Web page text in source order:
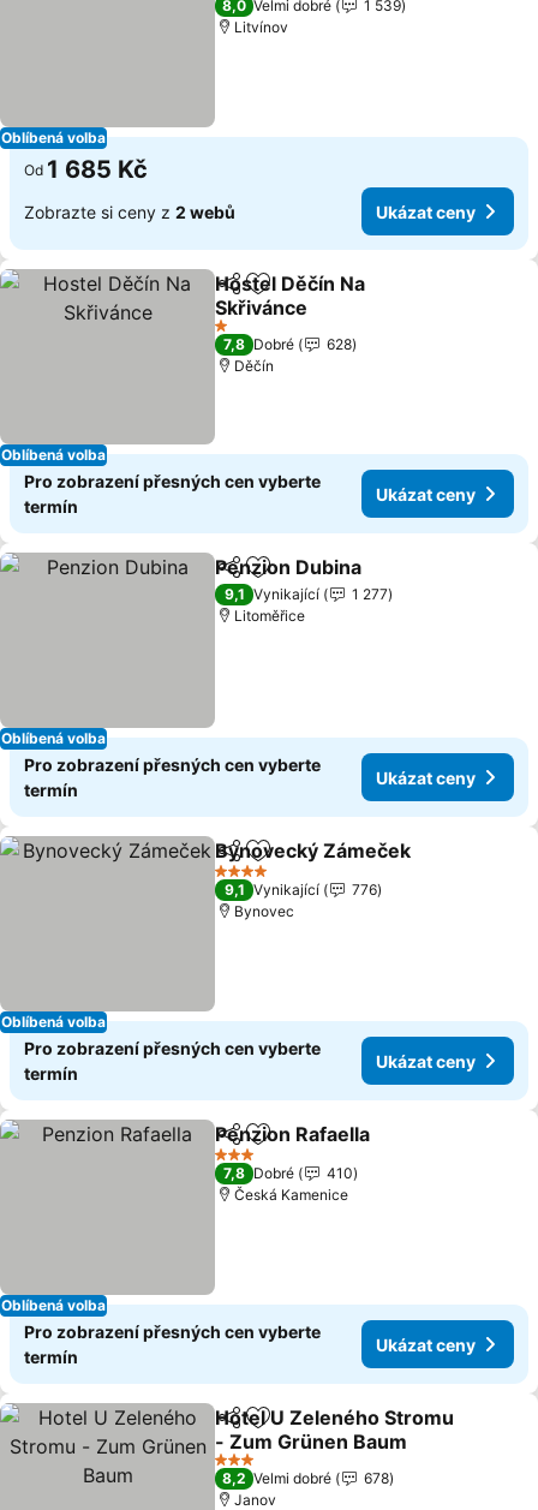
Oblíbená volba
8,0 Velmi dobré
1 539
Litvínov
Od 1 685 Kč
Zobrazte si ceny z 2 webů Ukázat ceny
Oblíbená volba
SdíletPřidat na seznam oblíbených
Hostel Děčín Na
Skřivánce
Ukázat ceny
1 Počet hvězdiček
7,8 Dobré
628
Děčín
Pro zobrazení přesných cen vyberte
termín
Ukázat ceny
Oblíbená volba
SdíletPřidat na seznam oblíbených
Penzion Dubina
9,1 Vynikající
1 277
Litoměřice
Pro zobrazení přesných cen vyberte
termín
Ukázat ceny
Oblíbená volba
SdíletPřidat na seznam oblíbených
Bynovecký Zámeček
4 Počet hvězdiček
9,1 Vynikající
776
Bynovec
Pro zobrazení přesných cen vyberte
termín
Ukázat ceny
Oblíbená volba
SdíletPřidat na seznam oblíbených
Penzion Rafaella
3 Počet hvězdiček
7,8 Dobré
410
Česká Kamenice
Pro zobrazení přesných cen vyberte
termín
Ukázat ceny
SdíletPřidat na seznam oblíbených
Hotel U Zeleného Stromu
- Zum Grünen Baum
Ukázat ceny
3 Počet hvězdiček
8,2 Velmi dobré
678
Janov